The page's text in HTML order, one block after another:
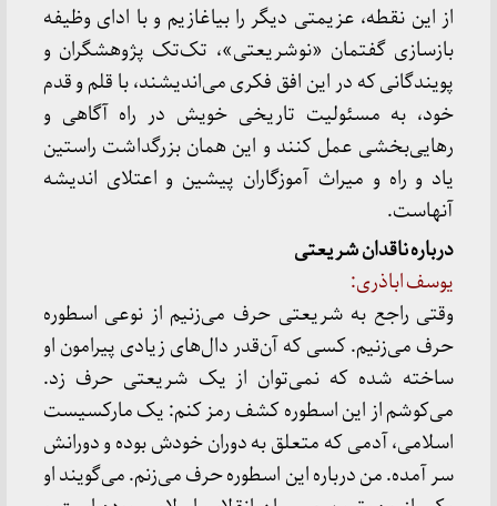
از این نقطه، عزیمتی دیگر را بیاغازیم و با ادای وظیفه
بازسازی گفتمان «نوشریعتی»، تک‌تک پژوهشگران و
پویندگانی که در این افق فکری می‌اندیشند، با قلم و قدم
خود، به مسئولیت تاریخی خویش در راه آگاهی و
رهایی‌بخشی عمل کنند و این همان بزرگداشت راستین
یاد و راه و میراث آموزگاران پیشین و اعتلای اندیشه
آنهاست.
درباره ناقدان شریعتی
یوسف اباذری:
وقتی راجع به شریعتی حرف می‌زنیم از نوعی اسطوره
حرف می‌زنیم. کسی که آن‌قدر دال‌های زیادی پيرامون او
ساخته شده که نمی‌توان از یک شریعتی حرف زد.
می‌کوشم از این اسطوره کشف رمز کنم: یک مارکسیست
اسلامی، آدمی که متعلق به دوران خودش بوده و دورانش
سر آمده. من درباره این اسطوره حرف می‌زنم. می‌گویند او